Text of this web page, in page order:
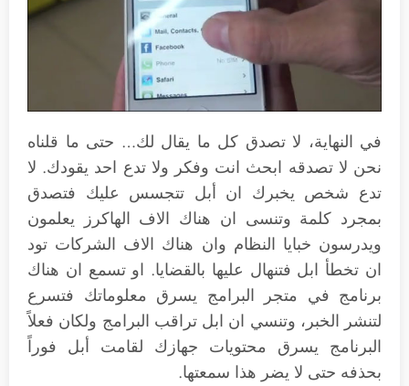
في النهاية، لا تصدق كل ما يقال لك… حتى ما قلناه
نحن لا تصدقه ابحث انت وفكر ولا تدع احد يقودك. لا
تدع شخص يخبرك ان أبل تتجسس عليك فتصدق
بمجرد كلمة وتنسى ان هناك الاف الهاكرز يعلمون
ويدرسون خبايا النظام وان هناك الاف الشركات تود
ان تخطأ ابل فتنهال عليها بالقضايا. او تسمع ان هناك
برنامج في متجر البرامج يسرق معلوماتك فتسرع
لتنشر الخبر، وتنسي ان ابل تراقب البرامج ولكان فعلاً
البرنامج يسرق محتويات جهازك لقامت أبل فوراً
بحذفه حتى لا يضر هذا سمعتها.